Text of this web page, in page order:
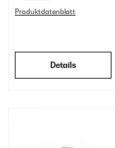
Produktdatenblatt
Details